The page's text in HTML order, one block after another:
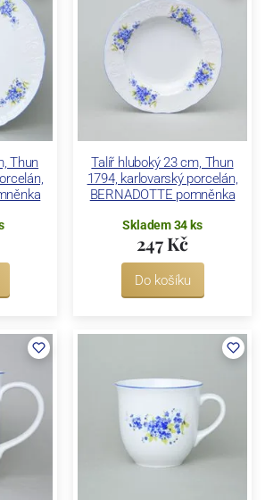
Thun
Talíř hluboký 23 cm, Thun
1794, karlovarský porcelán,
BERNADOTTE pomněnka
Skladem 34 ks
247 Kč
Do košíku